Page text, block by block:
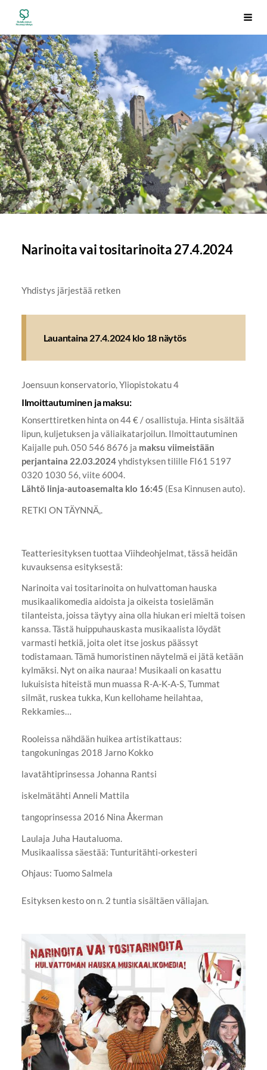
Siirry
sivun
sisältöön
Outokummun Reumayhdistys ry
Narinoita vai tositarinoita 27.4.2024
Yhdistys järjestää retken
Lauantaina 27.4.2024 klo 18 näytös
Joensuun konservatorio, Yliopistokatu 4
Ilmoittautuminen ja maksu:
Konserttiretken hinta on 44 € / osallistuja. Hinta sisältää
lipun, kuljetuksen ja väliaikatarjoilun. Ilmoittautuminen
Kaijalle puh. 050 546 8676 ja maksu viimeistään
perjantaina 22.03.2024yhdistyksen tilille FI61 5197
0320 1030 56, viite 6004.
Lähtö linja-autoasemalta klo 16:45 (Esa Kinnusen auto).
RETKI ON TÄYNNÄ,.
Teatteriesityksen tuottaa Viihdeohjelmat, tässä heidän
kuvauksensa esityksestä:
Narinoita vai tositarinoita on hulvattoman hauska
musikaalikomedia aidoista ja oikeista tosielämän
tilanteista, joissa täytyy aina olla hiukan eri mieltä toisen
kanssa. Tästä huippuhauskasta musikaalista löydät
varmasti hetkiä, joita olet itse joskus päässyt
todistamaan. Tämä humoristinen näytelmä ei jätä ketään
kylmäksi. Nyt on aika nauraa! Musikaali on kasattu
lukuisista hiteistä mun muassa R-A-K-A-S, Tummat
silmät, ruskea tukka, Kun kellohame heilahtaa,
Rekkamies…
Rooleissa nähdään huikea artistikattaus:
tangokuningas 2018 Jarno Kokko
lavatähtiprinsessa Johanna Rantsi
iskelmätähti Anneli Mattila
tangoprinsessa 2016 Nina Åkerman
Laulaja Juha Hautaluoma.
Musikaalissa säestää: Tunturitähti-orkesteri
Ohjaus: Tuomo Salmela
Esityksen kesto on n. 2 tuntia sisältäen väliajan.